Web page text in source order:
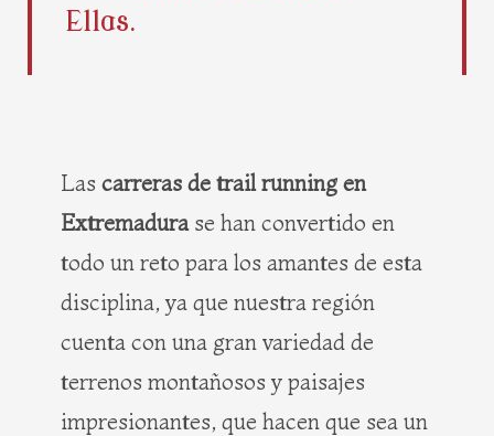
Ellas.
Las carreras de trail running en
Extremadurase han convertido en
todo un reto para los amantes de esta
disciplina, ya que nuestra región
cuenta con una gran variedad de
terrenos montañosos y paisajes
impresionantes, que hacen que sea un